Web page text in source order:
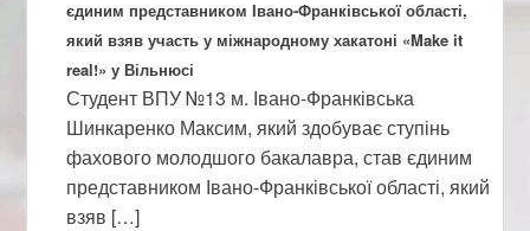
єдиним представником Івано-Франківської області,
який взяв участь у міжнародному хакатоні «Make it
real!» у Вільнюсі
Студент ВПУ №13 м. Івано-Франківська
Шинкаренко Максим, який здобуває ступінь
фахового молодшого бакалавра, став єдиним
представником Івано-Франківської області, який
взяв […]